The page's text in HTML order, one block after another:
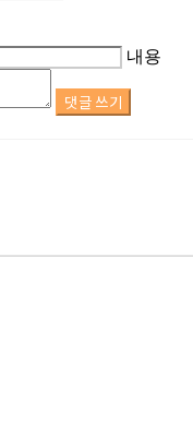
내용
댓글 쓰기